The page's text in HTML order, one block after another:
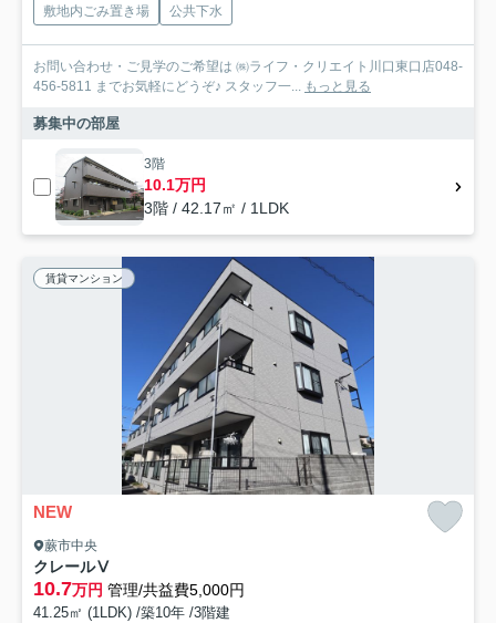
敷地内ごみ置き場 公共下水
お問い合わせ・ご見学のご希望は ㈱ライフ・クリエイト川口東口店048-
456-5811 までお気軽にどうぞ♪ スタッフ一... もっと見る
募集中の部屋
3階
10.1万円
3階 / 42.17㎡ / 1LDK
賃貸マンション
NEW
蕨市中央
クレールⅤ
10.7万円 管理/共益費5,000円
41.25㎡ (1LDK) /築10年 /3階建